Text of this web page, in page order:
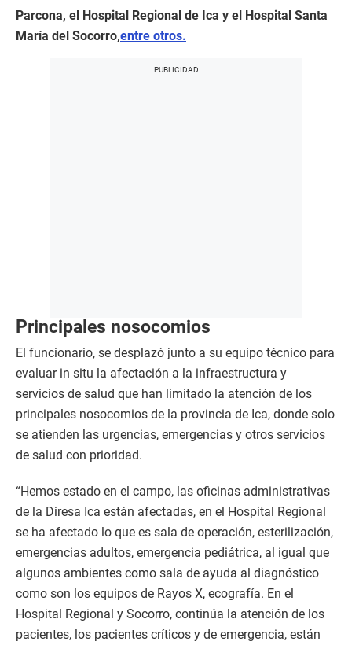
Parcona, el Hospital Regional de Ica y el Hospital Santa
María del Socorro,entre otros.
Principales nosocomios
El funcionario, se desplazó junto a su equipo técnico para
evaluar in situ la afectación a la infraestructura y
servicios de salud que han limitado la atención de los
principales nosocomios de la provincia de Ica, donde solo
se atienden las urgencias, emergencias y otros servicios
de salud con prioridad.
“Hemos estado en el campo, las oficinas administrativas
de la Diresa Ica están afectadas, en el Hospital Regional
se ha afectado lo que es sala de operación, esterilización,
emergencias adultos, emergencia pediátrica, al igual que
algunos ambientes como sala de ayuda al diagnóstico
como son los equipos de Rayos X, ecografía. En el
Hospital Regional y Socorro, continúa la atención de los
pacientes, los pacientes críticos y de emergencia, están